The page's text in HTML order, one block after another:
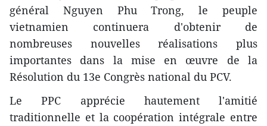
général Nguyen Phu Trong, le peuple
vietnamien continuera d'obtenir de
nombreuses nouvelles réalisations plus
importantes dans la mise en œuvre de la
Résolution du 13e Congrès national du PCV.
Le PPC apprécie hautement l'amitié
traditionnelle et la coopération intégrale entre